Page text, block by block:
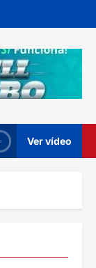
Ver vídeo